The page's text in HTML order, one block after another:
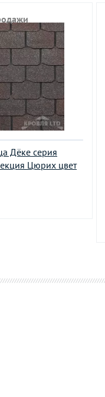
Дёке серия
Цюрих цвет